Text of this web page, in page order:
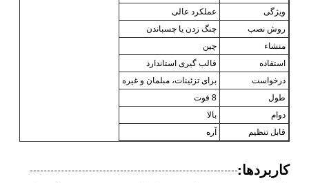
ویژگی
عملکرد عالی
روش نصب
چنگ زدن یا چسباندن
منشاء
چین
استفاده
قالب گیری استاندارد
درخواست
برای تزئینات، مبلمان و غیره
طول
8 فوت
دوام
بالا
قابل تنظیم
آره
کاربردها: